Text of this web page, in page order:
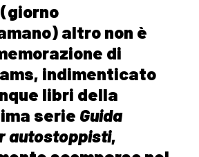
(giorno
altro non è
di
indimenticato
libri della
serie Guida
autostoppisti,